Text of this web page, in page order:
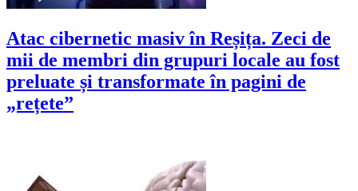
Atac cibernetic masiv în Reșița. Zeci de
mii de membri din grupuri locale au fost
preluate și transformate în pagini de
„rețete”